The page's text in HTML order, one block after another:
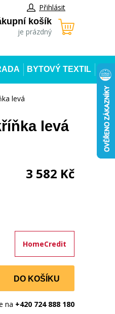
Přihlásit
košík
je prázdný
BYTOVÝ TEXTIL
levá
levá
3 582 Kč
HomeCredit
DO KOŠÍKU
na +420 724 888 180